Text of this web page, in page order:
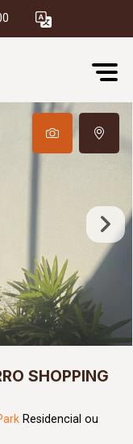
SHOPPING
Residencial ou